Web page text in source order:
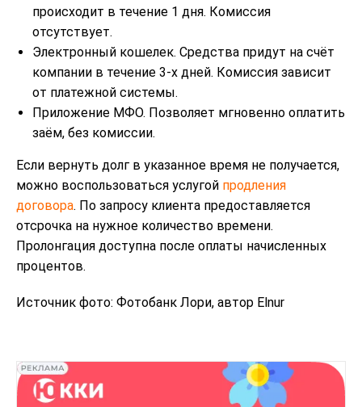
происходит в течение 1 дня. Комиссия
отсутствует.
Электронный кошелек. Средства придут на счёт
компании в течение 3-х дней. Комиссия зависит
от платежной системы.
Приложение МФО. Позволяет мгновенно оплатить
заём, без комиссии.
Если вернуть долг в указанное время не получается,
можно воспользоваться услугой продления
договора. По запросу клиента предоставляется
отсрочка на нужное количество времени.
Пролонгация доступна после оплаты начисленных
процентов.
Источник фото: Фотобанк Лори, автор Elnur